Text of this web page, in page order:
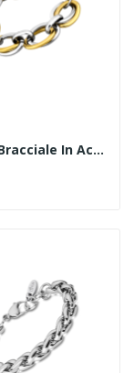
Lotus - Bracciale In Acciaio Codice LS1616/2/2